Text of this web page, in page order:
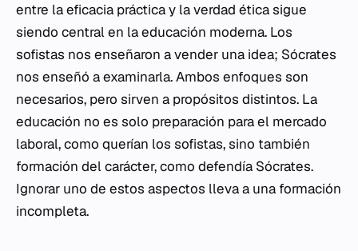
entre la eficacia práctica y la verdad ética sigue
siendo central en la educación moderna. Los
sofistas nos enseñaron a vender una idea; Sócrates
nos enseñó a examinarla. Ambos enfoques son
necesarios, pero sirven a propósitos distintos. La
educación no es solo preparación para el mercado
laboral, como querían los sofistas, sino también
formación del carácter, como defendía Sócrates.
Ignorar uno de estos aspectos lleva a una formación
incompleta.